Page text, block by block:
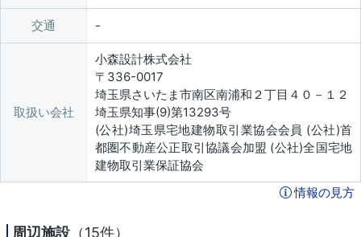
交通
取扱い会社
小森設計株式会社
〒336-0017
埼玉県さいたま市南区南浦和２丁目４０－１２
埼玉県知事(9)第13293号
(公社)埼玉県宅地建物取引業協会会員 (公社)首
都圏不動産公正取引協議会加盟 (公社)全国宅地
建物取引業保証協会
情報の見方
周辺施設 （15件）